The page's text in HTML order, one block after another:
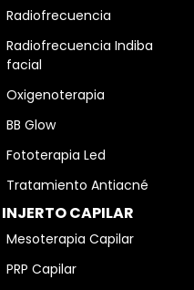
Radiofrecuencia
Radiofrecuencia Indiba
facial
Oxigenoterapia
BB Glow
Fototerapia Led
Tratamiento Antiacné
INJERTO CAPILAR
Mesoterapia Capilar
PRP Capilar